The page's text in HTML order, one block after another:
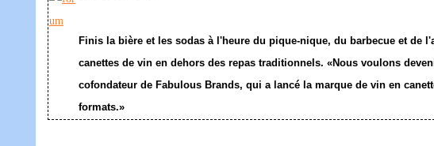
Finis la bière et les sodas à l'heure du pique-nique, du barbecue et de
canettes de vin en dehors des repas traditionnels. «Nous voulons
cofondateur de Fabulous Brands, qui a lancé la marque de vin en
formats.»